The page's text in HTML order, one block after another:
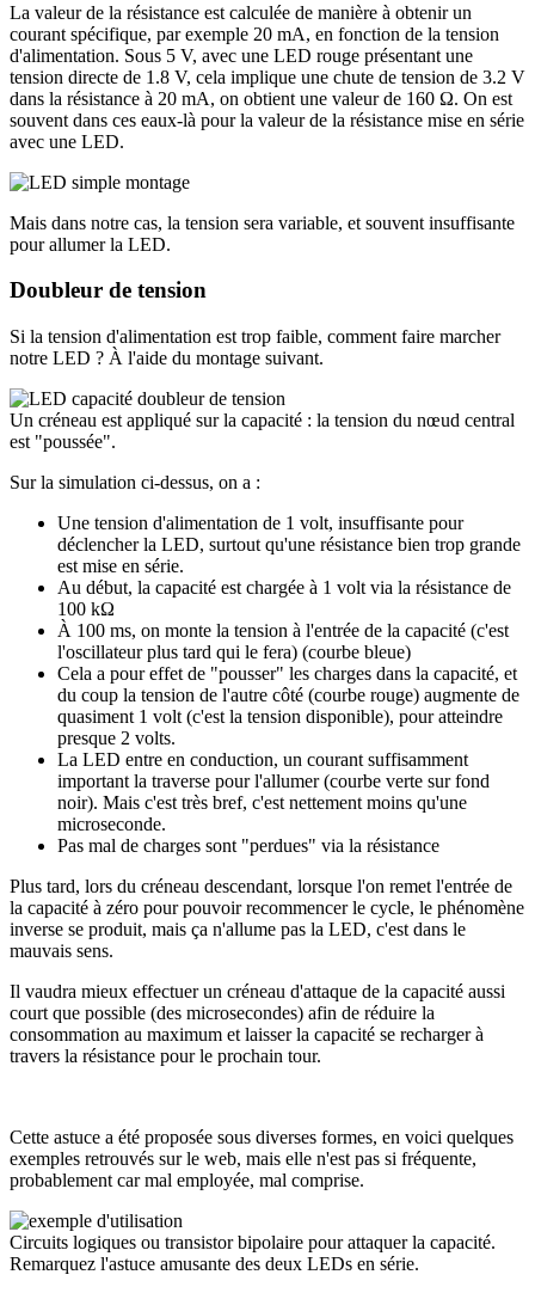
La valeur de la résistance est calculée de manière à obtenir un
courant spécifique, par exemple 20 mA, en fonction de la tension
d'alimentation. Sous 5 V, avec une LED rouge présentant une
tension directe de 1.8 V, cela implique une chute de tension de 3.2 V
dans la résistance à 20 mA, on obtient une valeur de 160 Ω. On est
souvent dans ces eaux-là pour la valeur de la résistance mise en série
avec une LED.
Mais dans notre cas, la tension sera variable, et souvent insuffisante
pour allumer la LED.
Doubleur de tension
Si la tension d'alimentation est trop faible, comment faire marcher
notre LED ? À l'aide du montage suivant.
Un créneau est appliqué sur la capacité : la tension du nœud central
est "poussée".
Sur la simulation ci-dessus, on a :
Une tension d'alimentation de 1 volt, insuffisante pour
déclencher la LED, surtout qu'une résistance bien trop grande
est mise en série.
Au début, la capacité est chargée à 1 volt via la résistance de
100 kΩ
À 100 ms, on monte la tension à l'entrée de la capacité (c'est
l'oscillateur plus tard qui le fera) (courbe bleue)
Cela a pour effet de "pousser" les charges dans la capacité, et
du coup la tension de l'autre côté (courbe rouge) augmente de
quasiment 1 volt (c'est la tension disponible), pour atteindre
presque 2 volts.
La LED entre en conduction, un courant suffisamment
important la traverse pour l'allumer (courbe verte sur fond
noir). Mais c'est très bref, c'est nettement moins qu'une
microseconde.
Pas mal de charges sont "perdues" via la résistance
Plus tard, lors du créneau descendant, lorsque l'on remet l'entrée de
la capacité à zéro pour pouvoir recommencer le cycle, le phénomène
inverse se produit, mais ça n'allume pas la LED, c'est dans le
mauvais sens.
Il vaudra mieux effectuer un créneau d'attaque de la capacité aussi
court que possible (des microsecondes) afin de réduire la
consommation au maximum et laisser la capacité se recharger à
travers la résistance pour le prochain tour.
Cette astuce a été proposée sous diverses formes, en voici quelques
exemples retrouvés sur le web, mais elle n'est pas si fréquente,
probablement car mal employée, mal comprise.
Circuits logiques ou transistor bipolaire pour attaquer la capacité.
Remarquez l'astuce amusante des deux LEDs en série.